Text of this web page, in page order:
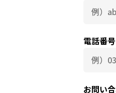
電話番号
お問い